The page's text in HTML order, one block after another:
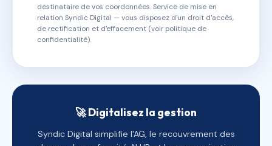
destinataire de vos coordonnées. Service de mise en
relation Syndic Digital — vous disposez d'un droit d'accès,
de rectification et d'effacement (voir politique de
confidentialité).
🚀 Digitalisez la gestion
Syndic Digital simplifie l'AG, le recouvrement des